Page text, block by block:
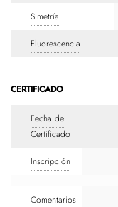
Simetría
Fluorescencia
CERTIFICADO
Fecha de
Certificado
Inscripción
Comentarios